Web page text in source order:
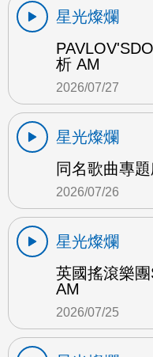
星光燦爛
析 AM
2026/07/27
星光燦爛
同名歌曲專
2026/07/26
星光燦爛
英國搖滾樂
AM
2026/07/25